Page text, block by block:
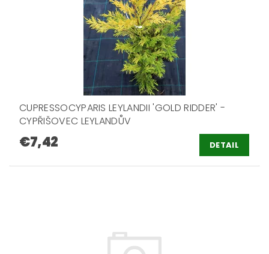
CUPRESSOCYPARIS LEYLANDII 'GOLD RIDDER' -
CYPŘIŠOVEC LEYLANDŮV
€7,42 DETAIL